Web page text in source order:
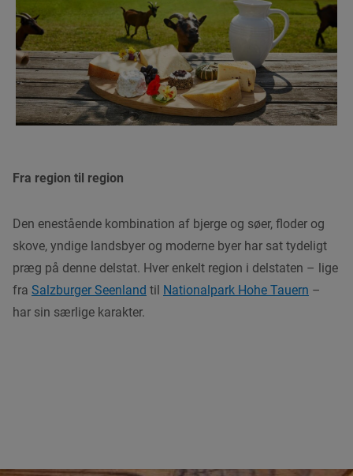
Fra region til region
Den enestående kombination af bjerge og søer, floder og
skove, yndige landsbyer og moderne byer har sat tydeligt
præg på denne delstat. Hver enkelt region i delstaten – lige
fra Salzburger Seenland til Nationalpark Hohe Tauern –
har sin særlige karakter.